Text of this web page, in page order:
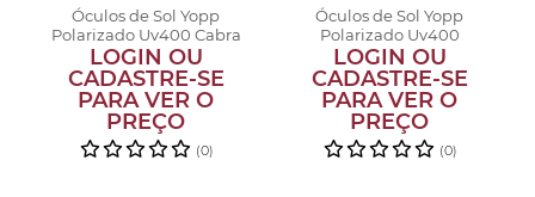
Óculos de Sol Yopp
Polarizado Uv400 Cabra
da Peste
LOGIN OU
CADASTRE-SE
PARA VER O
PREÇO
(0)
Óculos de Sol Yopp
Polarizado Uv400
Carapaça
LOGIN OU
CADASTRE-SE
PARA VER O
PREÇO
(0)